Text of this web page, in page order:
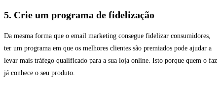
5. Crie um programa de fidelização
Da mesma forma que o email marketing consegue fidelizar consumidores,
ter um programa em que os melhores clientes são premiados pode ajudar a
levar mais tráfego qualificado para a sua loja online. Isto porque quem o faz
já conhece o seu produto.